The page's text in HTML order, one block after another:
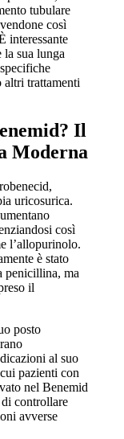
tubulare
così
interessante
la sua lunga
altri trattamenti
Il
Moderna
uricosurica.
così
l’allopurinolo.
è stato
penicillina, ma
il
posto
al suo
pazienti con
nel Benemid
controllare
avverse